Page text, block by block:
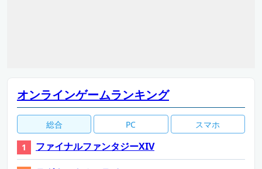
オンラインゲームランキング
総合 PC スマホ
ファイナルファンタジーXIV